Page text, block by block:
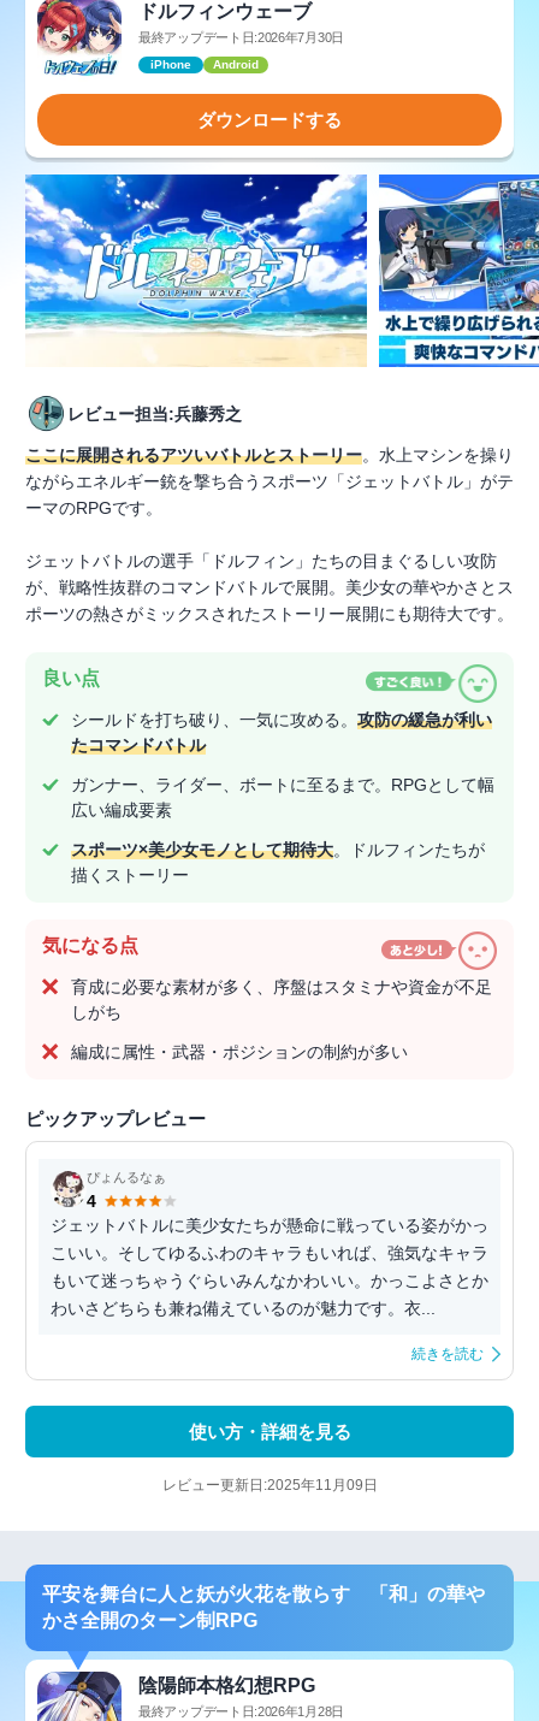
ドルフィンウェーブ
最終アップデート日:2026年7月30日
iPhone Android
ダウンロードする
レビュー担当:兵藤秀之
ここに展開されるアツいバトルとストーリー。水上マシンを操り
ながらエネルギー銃を撃ち合うスポーツ「ジェットバトル」がテ
ーマのRPGです。
ジェットバトルの選手「ドルフィン」たちの目まぐるしい攻防
が、戦略性抜群のコマンドバトルで展開。美少女の華やかさとス
ポーツの熱さがミックスされたストーリー展開にも期待大です。
良い点
シールドを打ち破り、一気に攻める。 攻防の緩急が利い
たコマンドバトル
ガンナー、ライダー、ボートに至るまで。RPGとして幅
広い編成要素
スポーツ×美少女モノとして期待大。ドルフィンたちが
描くストーリー
気になる点
育成に必要な素材が多く、序盤はスタミナや資金が不足
しがち
編成に属性・武器・ポジションの制約が多い
ピックアップレビュー
ぴょんるなぁ
4
ジェットバトルに美少女たちが懸命に戦っている姿がかっ
こいい。そしてゆるふわのキャラもいれば、強気なキャラ
もいて迷っちゃうぐらいみんなかわいい。かっこよさとか
わいさどちらも兼ね備えているのが魅力です。衣...
続きを読む
使い方・詳細を見る
レビュー更新日:2025年11月09日
平安を舞台に人と妖が火花を散らす 「和」の華や
かさ全開のターン制RPG
陰陽師本格幻想RPG
最終アップデート日:2026年1月28日